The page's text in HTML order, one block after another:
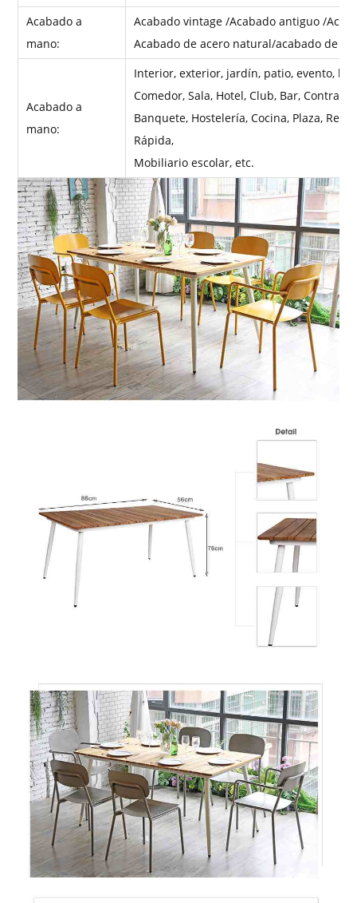
Acabado a
mano:
Acabado vintage /Acabado antiguo /
Acabado de acero natural/acabado de
Acabado a
mano:
Interior, exterior, jardín, patio, evento,
Comedor, Sala, Hotel, Club, Bar,
Banquete, Hostelería, Cocina, Plaza,
Rápida,
Mobiliario escolar, etc.